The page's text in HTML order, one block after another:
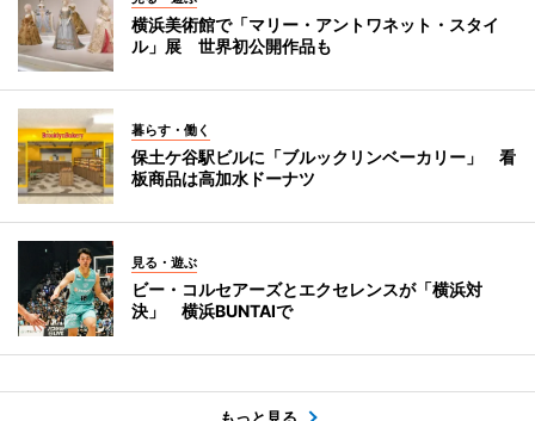
横浜美術館で「マリー・アントワネット・スタイ
ル」展 世界初公開作品も
暮らす・働く
保土ケ谷駅ビルに「ブルックリンベーカリー」 看
板商品は高加水ドーナツ
見る・遊ぶ
ビー・コルセアーズとエクセレンスが「横浜対
決」 横浜BUNTAIで
もっと見る